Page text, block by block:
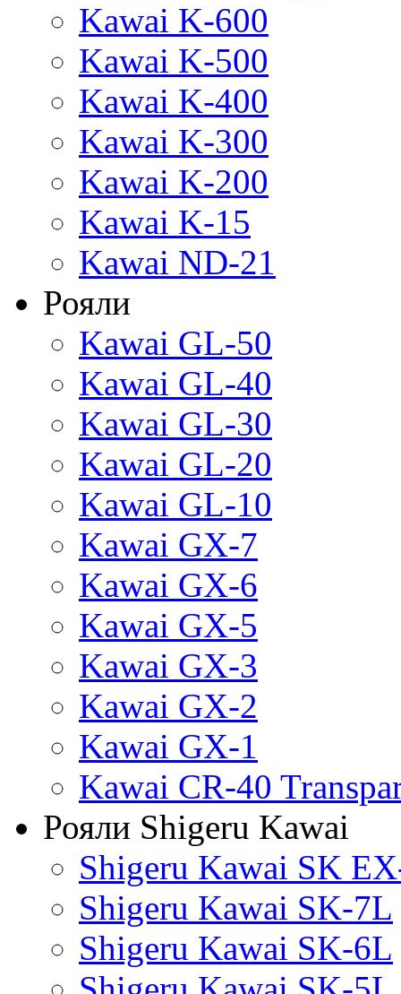
Kawai K-600
Kawai K-500
Kawai K-400
Kawai K-300
Kawai K-200
Kawai K-15
Kawai ND-21
Рояли
Kawai GL-50
Kawai GL-40
Kawai GL-30
Kawai GL-20
Kawai GL-10
Kawai GX-7
Kawai GX-6
Kawai GX-5
Kawai GX-3
Kawai GX-2
Kawai GX-1
Kawai CR-40
Рояли Shigeru Kawai
Shigeru Kawai SK
Shigeru Kawai SK-7L
Shigeru Kawai SK-6L